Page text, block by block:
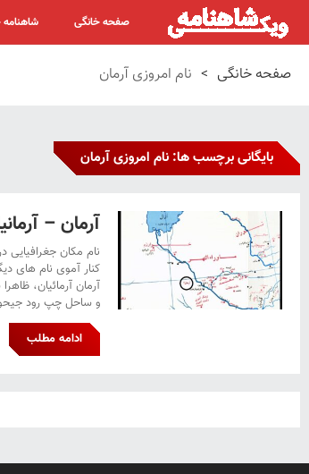
صفحه خانگی شاهنامه
صفحه خانگی > نام امروزی آرمان
بایگانی برچسب ها: نام امروزی آرمان
آرمان –
نام مکان
کنار آموی نام های
آرمان آرمائیان،
و ساحل چپ رود
ادامه مطلب